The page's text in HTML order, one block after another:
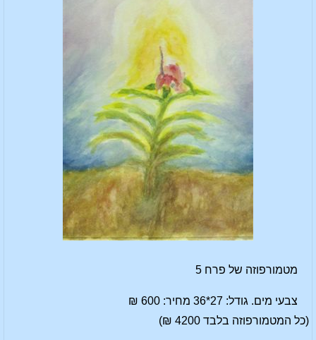
מטמורפוזה של פרח 5
צבעי מים. גודל: 27*36 מחיר: 600 ₪
(כל המטמורפוזה בלבד 4200 ₪)